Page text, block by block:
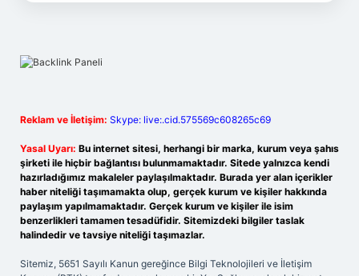
Reklam ve İletişim: Skype: live:.cid.575569c608265c69
Yasal Uyarı: Bu internet sitesi, herhangi bir marka, kurum veya şahıs
şirketi ile hiçbir bağlantısı bulunmamaktadır. Sitede yalnızca kendi
hazırladığımız makaleler paylaşılmaktadır. Burada yer alan içerikler
haber niteliği taşımamakta olup, gerçek kurum ve kişiler hakkında
paylaşım yapılmamaktadır. Gerçek kurum ve kişiler ile isim
benzerlikleri tamamen tesadüfidir. Sitemizdeki bilgiler taslak
halindedir ve tavsiye niteliği taşımazlar.
Sitemiz, 5651 Sayılı Kanun gereğince Bilgi Teknolojileri ve İletişim